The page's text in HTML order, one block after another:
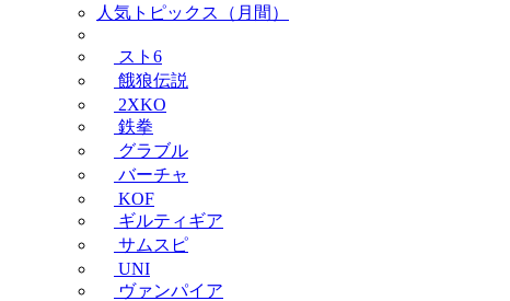
人気トピックス（月間）
スト6
餓狼伝説
2XKO
鉄拳
グラブル
バーチャ
KOF
ギルティギア
サムスピ
UNI
ヴァンパイア